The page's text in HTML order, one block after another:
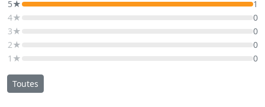
5★
1
4★
0
3★
0
2★
0
1★
0
Toutes